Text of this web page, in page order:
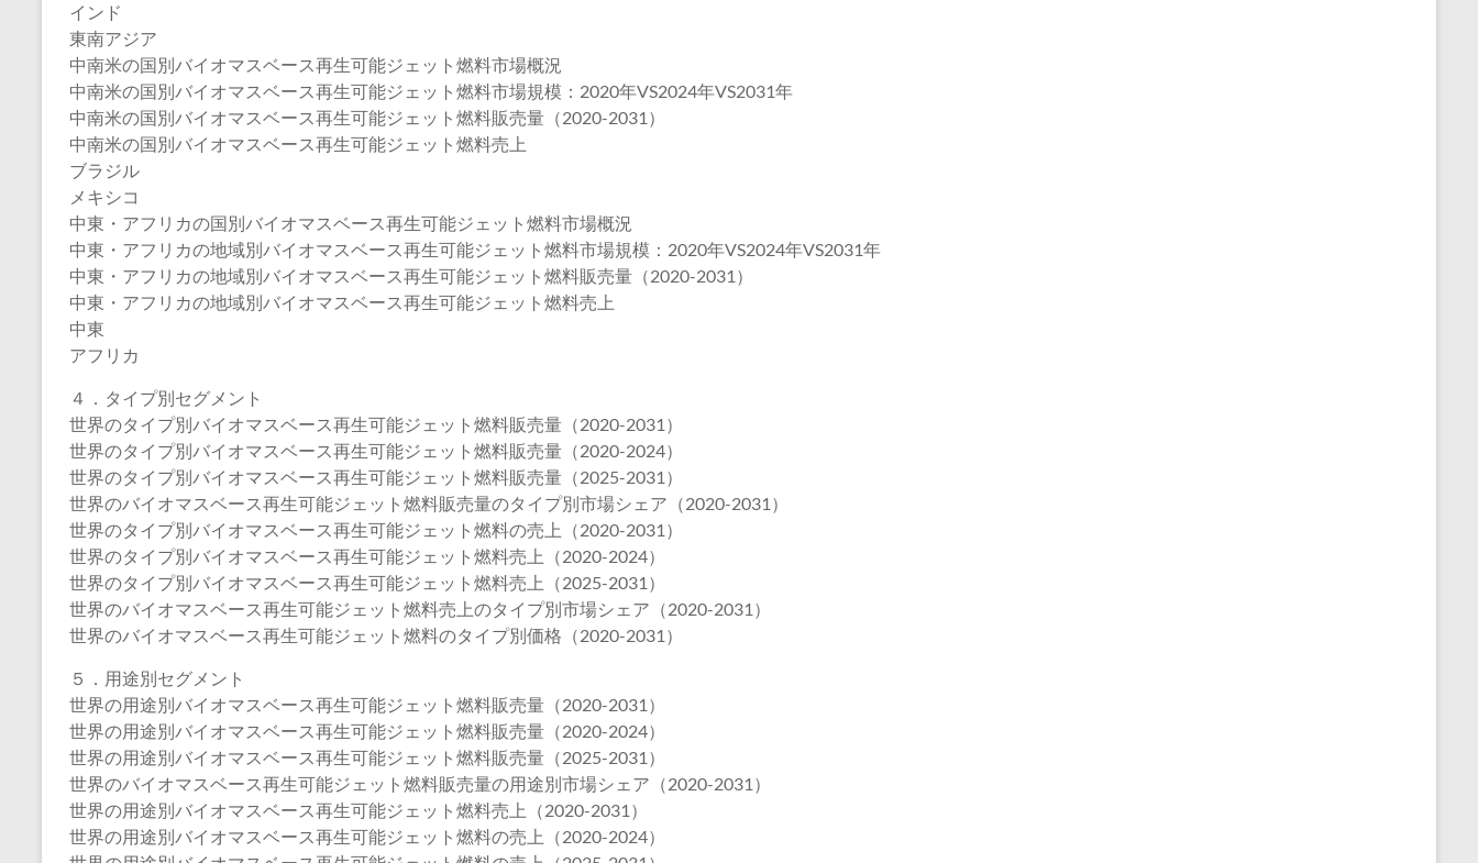
インド
東南アジア
中南米の国別バイオマスベース再生可能ジェット燃料市場概況
中南米の国別バイオマスベース再生可能ジェット燃料市場規模：2020年VS2024年VS2031年
中南米の国別バイオマスベース再生可能ジェット燃料販売量（2020-2031）
中南米の国別バイオマスベース再生可能ジェット燃料売上
ブラジル
メキシコ
中東・アフリカの国別バイオマスベース再生可能ジェット燃料市場概況
中東・アフリカの地域別バイオマスベース再生可能ジェット燃料市場規模：2020年VS2024年VS2031年
中東・アフリカの地域別バイオマスベース再生可能ジェット燃料販売量（2020-2031）
中東・アフリカの地域別バイオマスベース再生可能ジェット燃料売上
中東
アフリカ
４．タイプ別セグメント
世界のタイプ別バイオマスベース再生可能ジェット燃料販売量（2020-2031）
世界のタイプ別バイオマスベース再生可能ジェット燃料販売量（2020-2024）
世界のタイプ別バイオマスベース再生可能ジェット燃料販売量（2025-2031）
世界のバイオマスベース再生可能ジェット燃料販売量のタイプ別市場シェア（2020-2031）
世界のタイプ別バイオマスベース再生可能ジェット燃料の売上（2020-2031）
世界のタイプ別バイオマスベース再生可能ジェット燃料売上（2020-2024）
世界のタイプ別バイオマスベース再生可能ジェット燃料売上（2025-2031）
世界のバイオマスベース再生可能ジェット燃料売上のタイプ別市場シェア（2020-2031）
世界のバイオマスベース再生可能ジェット燃料のタイプ別価格（2020-2031）
５．用途別セグメント
世界の用途別バイオマスベース再生可能ジェット燃料販売量（2020-2031）
世界の用途別バイオマスベース再生可能ジェット燃料販売量（2020-2024）
世界の用途別バイオマスベース再生可能ジェット燃料販売量（2025-2031）
世界のバイオマスベース再生可能ジェット燃料販売量の用途別市場シェア（2020-2031）
世界の用途別バイオマスベース再生可能ジェット燃料売上（2020-2031）
世界の用途別バイオマスベース再生可能ジェット燃料の売上（2020-2024）